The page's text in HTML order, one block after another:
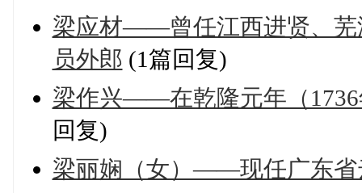
梁应材——曾任江西进贤、芜
员外郎 (1篇回复)
梁作兴——在乾隆元年（1736
回复)
梁丽娴（女）——现任广东省